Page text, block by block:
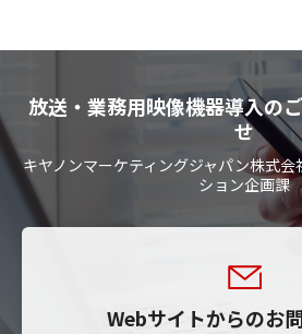
放送・業務用映像機器導入の
せ
キヤノンマーケティングジャパン株式会
ション企画課
Webサイトからのお